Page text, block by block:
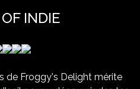
INDIE
de Froggy's Delight mérite